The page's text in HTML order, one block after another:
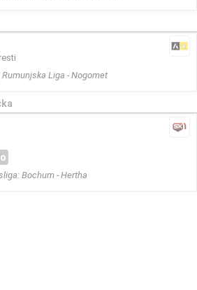
Rumunjska Liga - Nogomet
Bochum - Hertha